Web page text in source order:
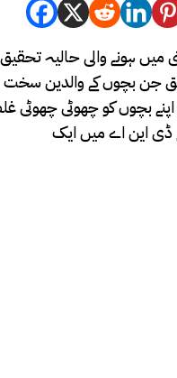
میں ہونے والی حالیہ
جن بچوں کے والدین سخت
ڈی این اے میں ایک